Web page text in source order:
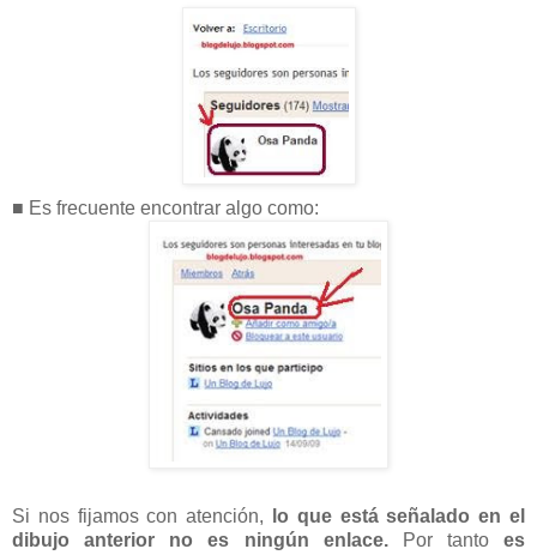
■ Es frecuente encontrar algo como:
Si nos fijamos con atención,
lo que está señalado en el
dibujo anterior no es ningún enlace.Por tanto es